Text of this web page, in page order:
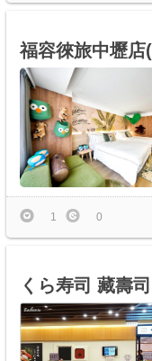
福容徠旅中壢店
1 0
くら寿司 藏壽